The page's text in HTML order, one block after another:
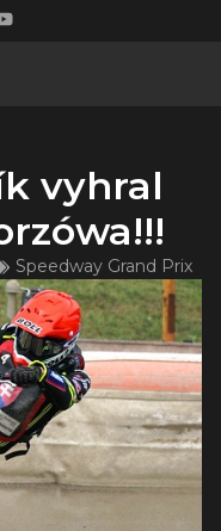
vyhral
Speedway Grand Prix